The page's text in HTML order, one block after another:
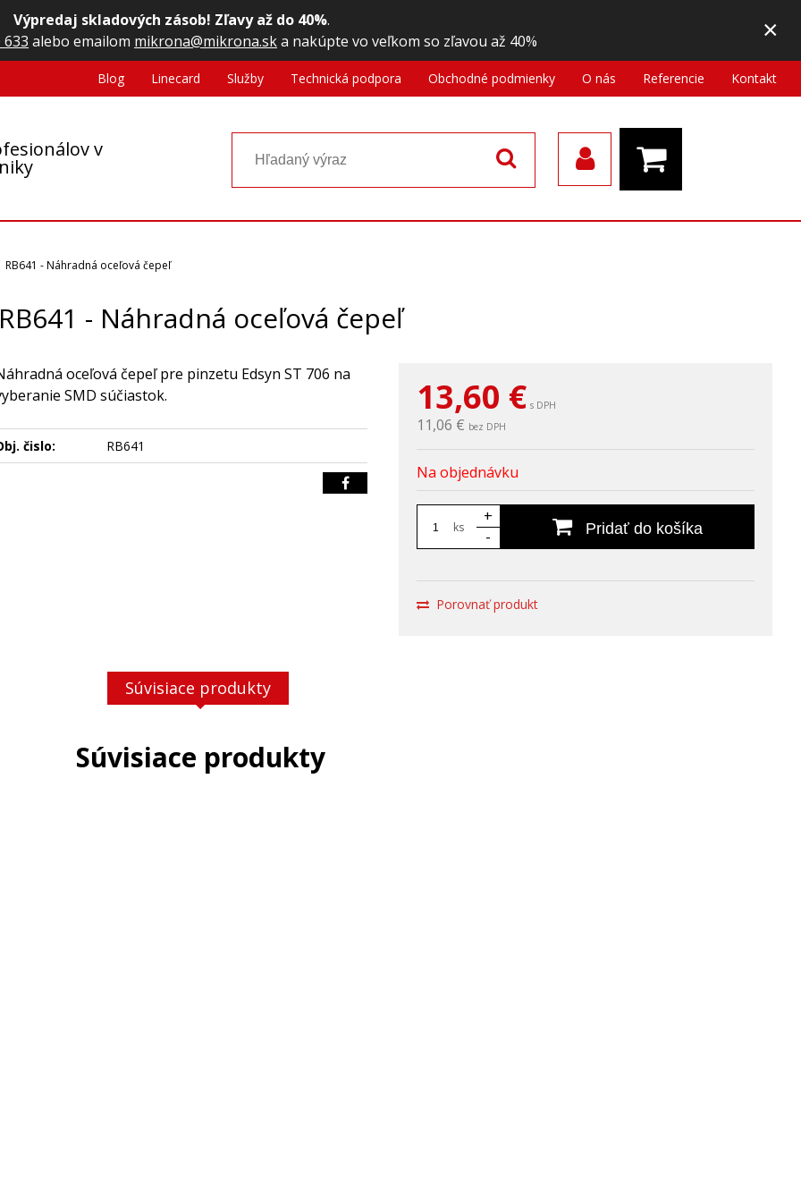
Výpredaj skladových zásob! Zľavy až do 40%.
633 alebo emailom mikrona@mikrona.ska nakúpte vo veľkom so zľavou až 40% ×
v
Blog Linecard Služby Technická podpora Obchodné podmienky O nás Referencie Kontakt
RB641 - Náhradná oceľová čepeľ
- Náhradná oceľová čepeľ
13,60 € s DPH
11,06 € bez DPH
Na objednávku
ks
+
-
Pridať do košíka
Porovnať produkt
oceľová čepeľ pre pinzetu Edsyn ST 706 na
SMD súčiastok.
čislo: RB641
Súvisiace produkty
Súvisiace produkty